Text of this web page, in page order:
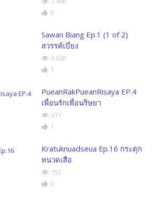
0
Sawan Biang Ep.1 (1 of 2)
สวรรค์เบี่ยง
3.63K
1
PueanRakPueanRisaya EP.4
เพื่อนรักเพื่อนริษยา
371
1
Kratuknuadseua Ep.16 กระตุก
หนวดเสือ
152
0